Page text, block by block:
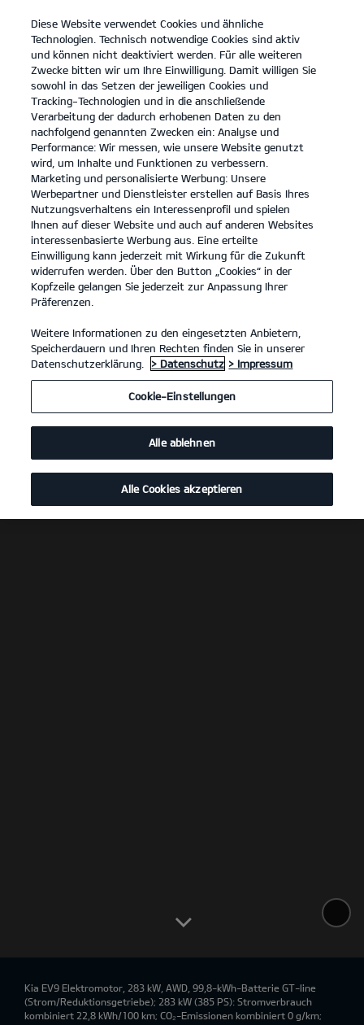
open
menu
KONTAKT
Der Kia EV9
Konfigurator
... ... DER KIA EV9
Der vollelektrische Kia
EV9.
Entdecke eine Welt voller
Möglichkeiten.
Kia EV9 Elektromotor, 283 kW, AWD, 99,8-kWh-Batterie GT-line
(Strom/Reduktionsgetriebe); 283 kW (385 PS): Stromverbrauch
kombiniert 22,8 kWh/100 km; CO₂-Emissionen kombiniert 0 g/km;
Diese Website verwendet Cookies und ähnliche
Technologien. Technisch notwendige Cookies sind aktiv
und können nicht deaktiviert werden. Für alle weiteren
Zwecke bitten wir um Ihre Einwilligung. Damit willigen Sie
sowohl in das Setzen der jeweiligen Cookies und
Tracking-Technologien und in die anschließende
Verarbeitung der dadurch erhobenen Daten zu den
nachfolgend genannten Zwecken ein: Analyse und
Performance: Wir messen, wie unsere Website genutzt
wird, um Inhalte und Funktionen zu verbessern.
Marketing und personalisierte Werbung: Unsere
Werbepartner und Dienstleister erstellen auf Basis Ihres
Nutzungsverhaltens ein Interessenprofil und spielen
Ihnen auf dieser Website und auch auf anderen Websites
interessenbasierte Werbung aus. Eine erteilte
Einwilligung kann jederzeit mit Wirkung für die Zukunft
widerrufen werden. Über den Button „Cookies“ in der
Kopfzeile gelangen Sie jederzeit zur Anpassung Ihrer
Präferenzen.
Weitere Informationen zu den eingesetzten Anbietern,
Speicherdauern und Ihren Rechten finden Sie in unserer
Datenschutzerklärung.
> Datenschutz > Impressum
Cookie-Einstellungen
Alle ablehnen
Alle Cookies akzeptieren